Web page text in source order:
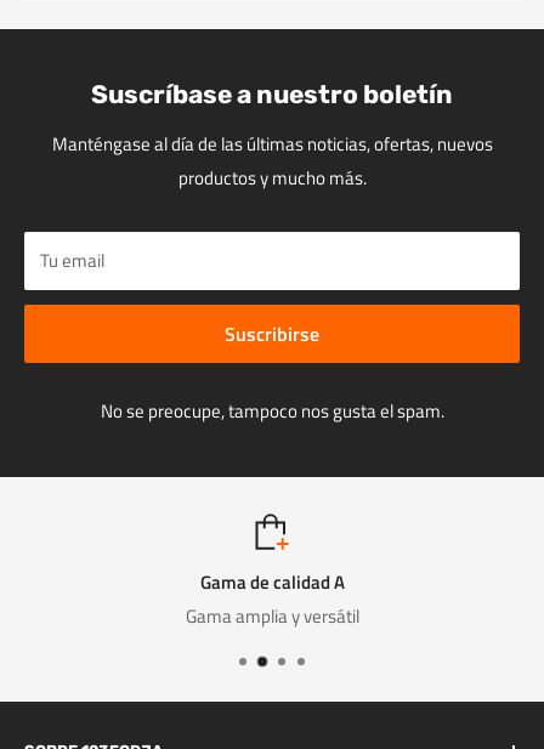
Suscríbase a nuestro boletín
Manténgase al día de las últimas noticias, ofertas, nuevos
productos y mucho más.
Tu email
Suscribirse
No se preocupe, tampoco nos gusta el spam.
Gama de calidad A
Gama amplia y versátil